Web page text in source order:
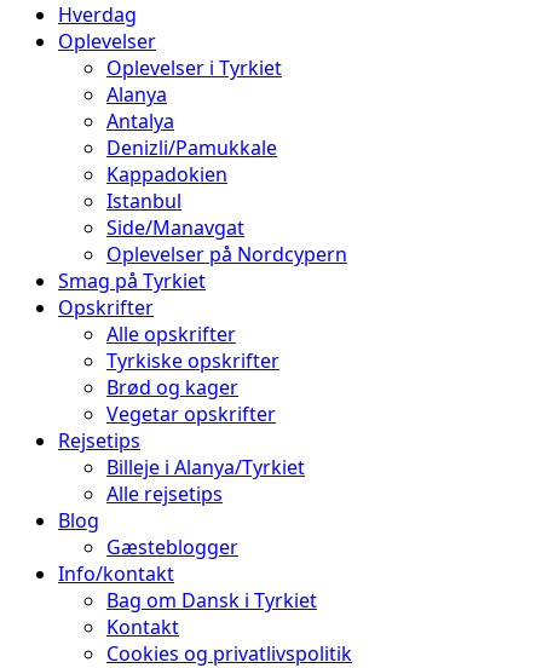
Hverdag
Oplevelser
Oplevelser i Tyrkiet
Alanya
Antalya
Denizli/Pamukkale
Kappadokien
Istanbul
Side/Manavgat
Oplevelser på Nordcypern
Smag på Tyrkiet
Opskrifter
Alle opskrifter
Tyrkiske opskrifter
Brød og kager
Vegetar opskrifter
Rejsetips
Billeje i Alanya/Tyrkiet
Alle rejsetips
Blog
Gæsteblogger
Info/kontakt
Bag om Dansk i Tyrkiet
Kontakt
Cookies og privatlivspolitik